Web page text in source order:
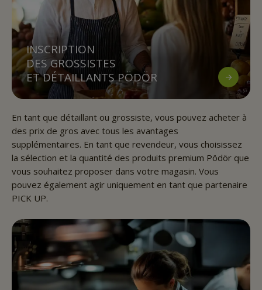
INSCRIPTION
DES GROSSISTES
ET DÉTAILLANTS PÖDÖR
En tant que détaillant ou grossiste, vous pouvez acheter à
des prix de gros avec tous les avantages
supplémentaires. En tant que revendeur, vous choisissez
la sélection et la quantité des produits premium Pödör que
vous souhaitez proposer dans votre magasin. Vous
pouvez également agir uniquement en tant que partenaire
PICK UP.